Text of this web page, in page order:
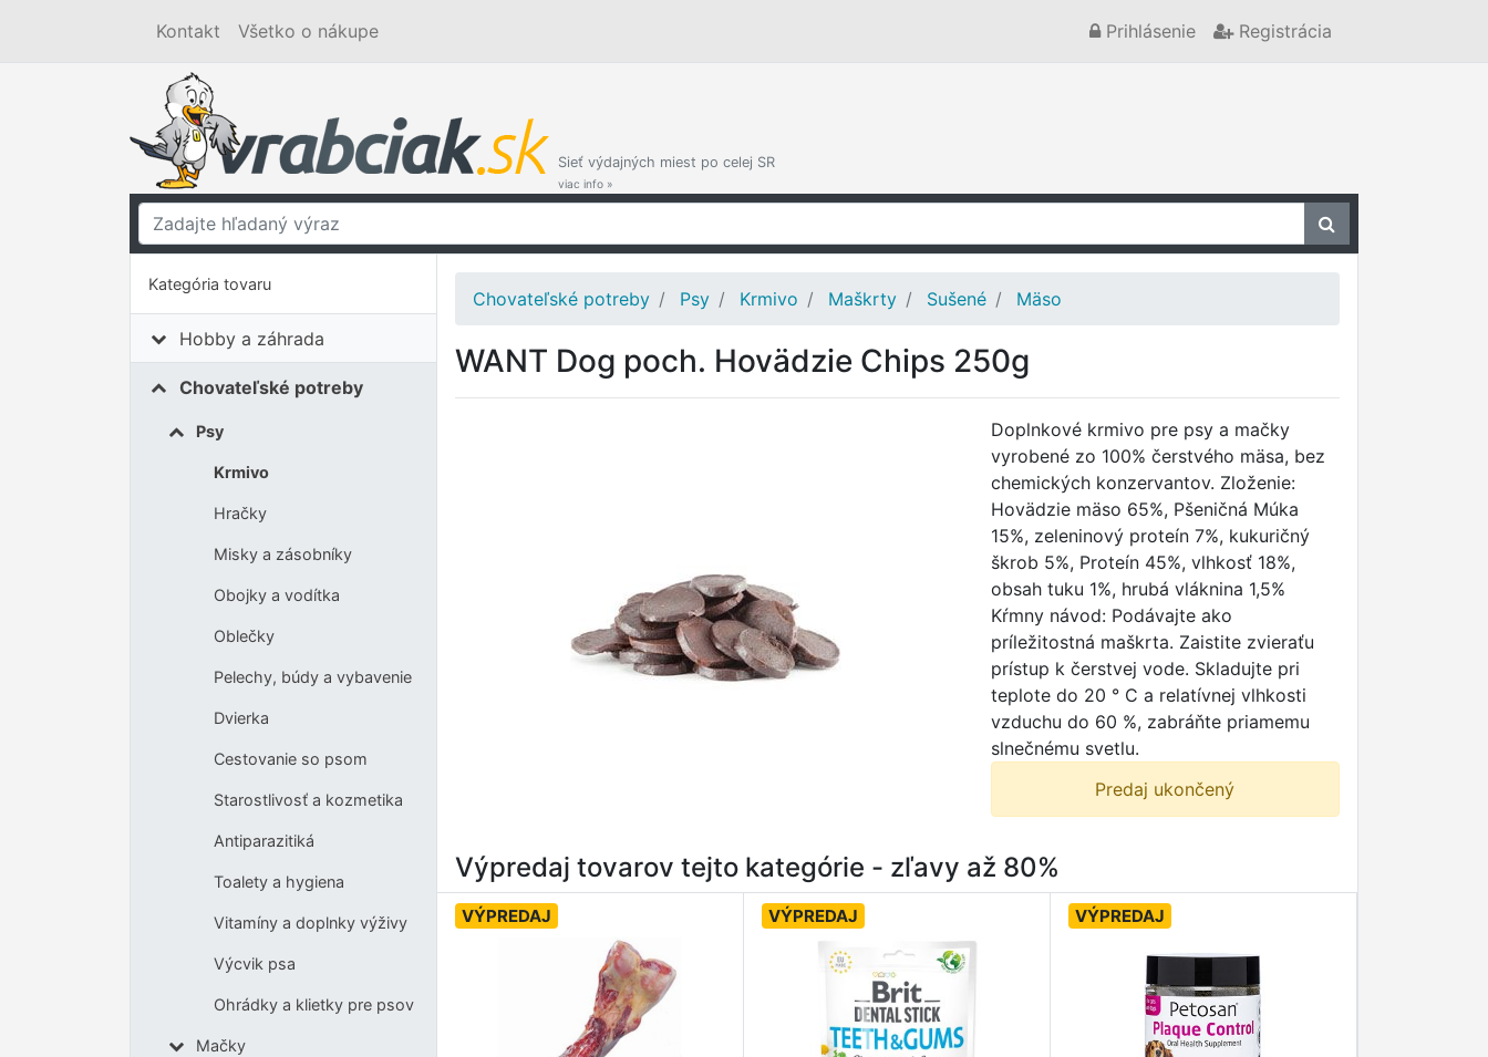
Kontakt Všetko o nákupe Prihlásenie Registrácia
Sieť výdajných miest po celej SR
viac info »
Kategória tovaru
Hobby a záhrada
Chovateľské potreby
Psy
Krmivo
Hračky
Misky a zásobníky
Obojky a vodítka
Oblečky
Pelechy, búdy a vybavenie
Dvierka
Cestovanie so psom
Starostlivosť a kozmetika
Antiparazitiká
Toalety a hygiena
Vitamíny a doplnky výživy
Výcvik psa
Ohrádky a klietky pre psov
Mačky
Chovateľské potreby Psy Krmivo Maškrty Sušené Mäso
WANT Dog poch. Hovädzie Chips 250g
Doplnkové krmivo pre psy a mačky
vyrobené zo 100% čerstvého mäsa, bez
chemických konzervantov. Zloženie:
Hovädzie mäso 65%, Pšeničná Múka
15%, zeleninový proteín 7%, kukuričný
škrob 5%, Proteín 45%, vlhkosť 18%,
obsah tuku 1%, hrubá vláknina 1,5%
Kŕmny návod: Podávajte ako
príležitostná maškrta. Zaistite zvieraťu
prístup k čerstvej vode. Skladujte pri
teplote do 20 ° C a relatívnej vlhkosti
vzduchu do 60 %, zabráňte priamemu
slnečnému svetlu.
Predaj ukončený
Výpredaj tovarov tejto kategórie - zľavy až 80%
VÝPREDAJ VÝPREDAJ VÝPREDAJ